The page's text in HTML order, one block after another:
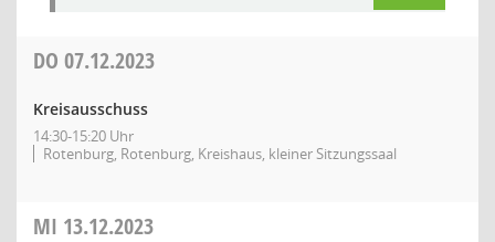
DO 07.12.2023
Kreisausschuss
14:30-15:20 Uhr
Rotenburg, Rotenburg, Kreishaus, kleiner Sitzungssaal
MI 13.12.2023